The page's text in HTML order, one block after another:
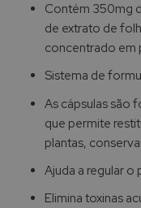
Contém 350mg
de extrato de
concentrado em
Sistema de
As cápsulas são
que permite
plantas,
Ajuda a regular o
Elimina toxinas